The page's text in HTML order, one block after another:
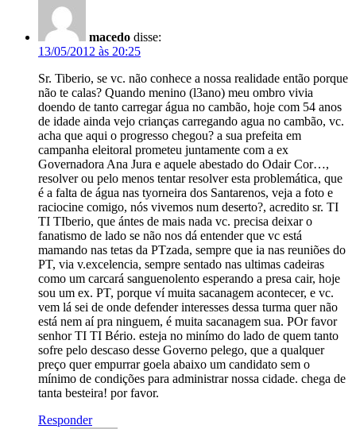
macedo disse:
13/05/2012 às 20:25
Sr. Tiberio, se vc. não conhece a nossa realidade então porque
não te calas? Quando menino (l3ano) meu ombro vivia
doendo de tanto carregar água no cambão, hoje com 54 anos
de idade ainda vejo crianças carregando agua no cambão, vc.
acha que aqui o progresso chegou? a sua prefeita em
campanha eleitoral prometeu juntamente com a ex
Governadora Ana Jura e aquele abestado do Odair Cor…,
resolver ou pelo menos tentar resolver esta problemática, que
é a falta de água nas tyorneira dos Santarenos, veja a foto e
raciocine comigo, nós vivemos num deserto?, acredito sr. TI
TI TIberio, que ántes de mais nada vc. precisa deixar o
fanatismo de lado se não nos dá entender que vc está
mamando nas tetas da PTzada, sempre que ia nas reuniões do
PT, via v.excelencia, sempre sentado nas ultimas cadeiras
como um carcará sanguenolento esperando a presa cair, hoje
sou um ex. PT, porque ví muita sacanagem acontecer, e vc.
vem lá sei de onde defender interesses dessa turma quer não
está nem aí pra ninguem, é muita sacanagem sua. POr favor
senhor TI TI Bério. esteja no minímo do lado de quem tanto
sofre pelo descaso desse Governo pelego, que a qualquer
preço quer empurrar goela abaixo um candidato sem o
mínimo de condições para administrar nossa cidade. chega de
tanta besteira! por favor.
Responder